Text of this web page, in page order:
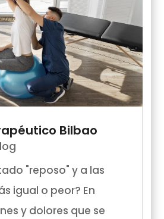
Bilbao
"reposo" y a las
igual o peor? En
y dolores que se